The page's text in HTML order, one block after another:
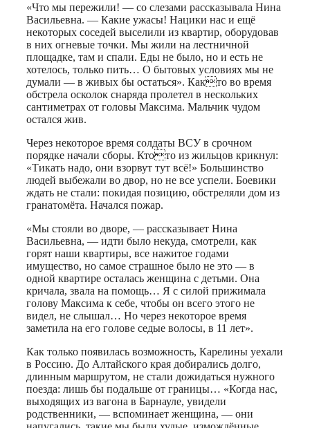
«Что мы пережили! — со слезами рассказывала Нина
Васильевна. — Какие ужасы! Нацики нас и ещё
некоторых соседей выселили из квартир, оборудовав
в них огневые точки. Мы жили на лестничной
площадке, там и спали. Еды не было, но и есть не
хотелось, только пить… О бытовых условиях мы не
думали — в живых бы остаться». Както во время
обстрела осколок снаряда пролетел в нескольких
сантиметрах от головы Максима. Мальчик чудом
остался жив.
Через некоторое время солдаты ВСУ в срочном
порядке начали сборы. Ктото из жильцов крикнул:
«Тикать надо, они взорвут тут всё!» Большинство
людей выбежали во двор, но не все успели. Боевики
ждать не стали: покидая позицию, обстреляли дом из
гранатомёта. Начался пожар.
«Мы стояли во дворе, — рассказывает Нина
Васильевна, — идти было некуда, смотрели, как
горят наши квартиры, все нажитое годами
имущество, но самое страшное было не это — в
одной квартире осталась женщина с детьми. Она
кричала, звала на помощь… Я с силой прижимала
голову Максима к себе, чтобы он всего этого не
видел, не слышал… Но через некоторое время
заметила на его голове седые волосы, в 11 лет».
Как только появилась возможность, Карелины уехали
в Россию. До Алтайского края добирались долго,
длинным маршрутом, не стали дожидаться нужного
поезда: лишь бы подальше от границы… «Когда нас,
выходящих из вагона в Барнауле, увидели
родственники, — вспоминает женщина, — они